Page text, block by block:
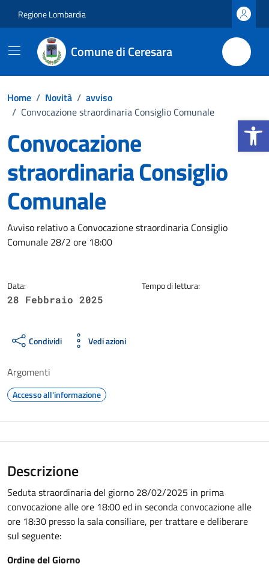
Apri la
Regione Lombardia
Comune di Ceresara
Home / Novità / avviso
/ Convocazione straordinaria Consiglio Comunale
Convocazione
straordinaria Consiglio
Comunale
Dettagli della notizia
Avviso relativo a Convocazione straordinaria Consiglio
Comunale 28/2 ore 18:00
Data:
28 Febbraio 2025
Tempo di lettura:
Condividi Vedi azioni
Argomenti
Accesso all'informazione
Descrizione
Seduta straordinaria del giorno 28/02/2025 in prima
convocazione alle ore 18:00 ed in seconda convocazione alle
ore 18:30 presso la sala consiliare, per trattare e deliberare
sul seguente:
Ordine del Giorno